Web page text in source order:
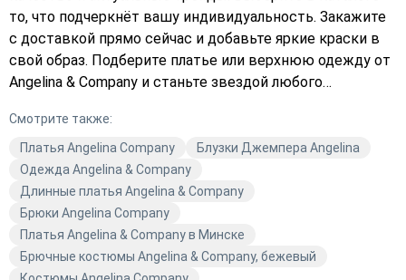
то, что подчеркнёт вашу индивидуальность. Закажите
с доставкой прямо сейчас и добавьте яркие краски в
свой образ. Подберите платье или верхнюю одежду от
Angelina & Company и станьте звездой любого
гардероб модной и стильной одеждой. Оформите заказ
уже сегодня!
Смотрите также:
Платья Angelina Company
Блузки Джемпера Angelina
Одежда Angelina & Company
Длинные платья Angelina & Company
Брюки Angelina Company
Платья Angelina & Company в Минске
Брючные костюмы Angelina & Company, бежевый